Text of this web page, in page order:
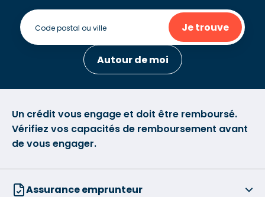
Je trouve
Autour de moi
Un crédit vous engage et doit être remboursé.
Vérifiez vos capacités de remboursement avant
de vous engager.
Assurance emprunteur